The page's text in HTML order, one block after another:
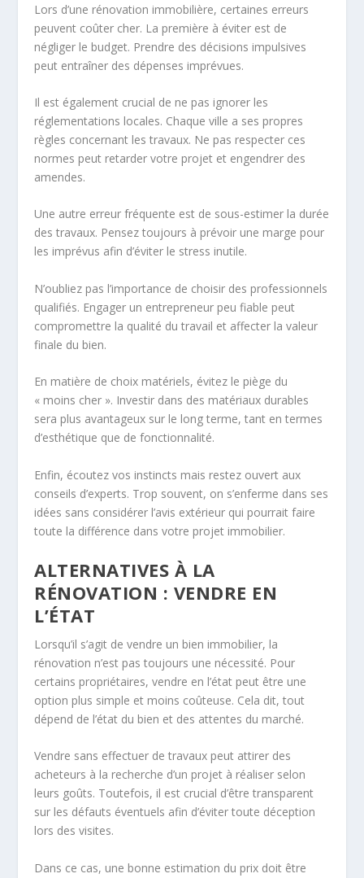
Lors d’une rénovation immobilière, certaines erreurs
peuvent coûter cher. La première à éviter est de
négliger le budget. Prendre des décisions impulsives
peut entraîner des dépenses imprévues.
Il est également crucial de ne pas ignorer les
réglementations locales. Chaque ville a ses propres
règles concernant les travaux. Ne pas respecter ces
normes peut retarder votre projet et engendrer des
amendes.
Une autre erreur fréquente est de sous-estimer la durée
des travaux. Pensez toujours à prévoir une marge pour
les imprévus afin d’éviter le stress inutile.
N’oubliez pas l’importance de choisir des professionnels
qualifiés. Engager un entrepreneur peu fiable peut
compromettre la qualité du travail et affecter la valeur
finale du bien.
En matière de choix matériels, évitez le piège du
« moins cher ». Investir dans des matériaux durables
sera plus avantageux sur le long terme, tant en termes
d’esthétique que de fonctionnalité.
Enfin, écoutez vos instincts mais restez ouvert aux
conseils d’experts. Trop souvent, on s’enferme dans ses
idées sans considérer l’avis extérieur qui pourrait faire
toute la différence dans votre projet immobilier.
ALTERNATIVES À LA
RÉNOVATION : VENDRE EN
L’ÉTAT
Lorsqu’il s’agit de vendre un bien immobilier, la
rénovation n’est pas toujours une nécessité. Pour
certains propriétaires, vendre en l’état peut être une
option plus simple et moins coûteuse. Cela dit, tout
dépend de l’état du bien et des attentes du marché.
Vendre sans effectuer de travaux peut attirer des
acheteurs à la recherche d’un projet à réaliser selon
leurs goûts. Toutefois, il est crucial d’être transparent
sur les défauts éventuels afin d’éviter toute déception
lors des visites.
Dans ce cas, une bonne estimation du prix doit être